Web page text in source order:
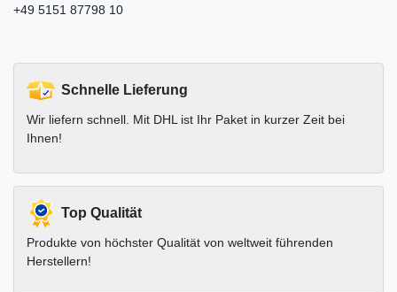
+49 5151 87798 10
Schnelle Lieferung
Wir liefern schnell. Mit DHL ist Ihr Paket in kurzer Zeit bei
Ihnen!
Top Qualität
Produkte von höchster Qualität von weltweit führenden
Herstellern!